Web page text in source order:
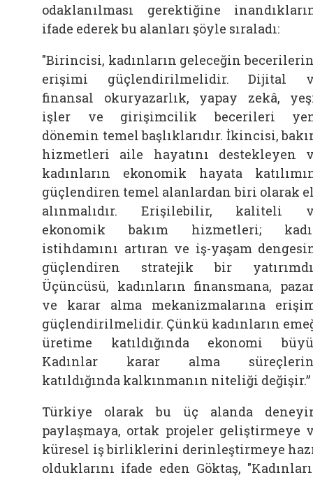
odaklanılması gerektiğine
ifade ederek bu alanları şöyle sıraladı:
"Birincisi, kadınların geleceğin
erişimi güçlendirilmelidir. Dijital
finansal okuryazarlık, yapay zekâ,
işler ve girişimcilik becerileri
dönemin temel başlıklarıdır. İkincisi,
hizmetleri aile hayatını destekleyen
kadınların ekonomik hayata
güçlendiren temel alanlardan biri olarak
alınmalıdır. Erişilebilir, kaliteli
ekonomik bakım hizmetleri;
istihdamını artıran ve iş-yaşam
güçlendiren stratejik bir
Üçüncüsü, kadınların finansmana,
ve karar alma mekanizmalarına
güçlendirilmelidir. Çünkü kadınların
üretime katıldığında ekonomi
Kadınlar karar alma
katıldığında kalkınmanın niteliği değişir.”
Türkiye olarak bu üç alanda
paylaşmaya, ortak projeler geliştirmeye
küresel iş birliklerini derinleştirmeye
olduklarını ifade eden Göktaş,